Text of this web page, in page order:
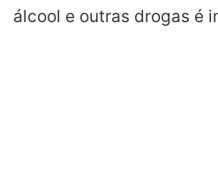
álcool e outras drogas é